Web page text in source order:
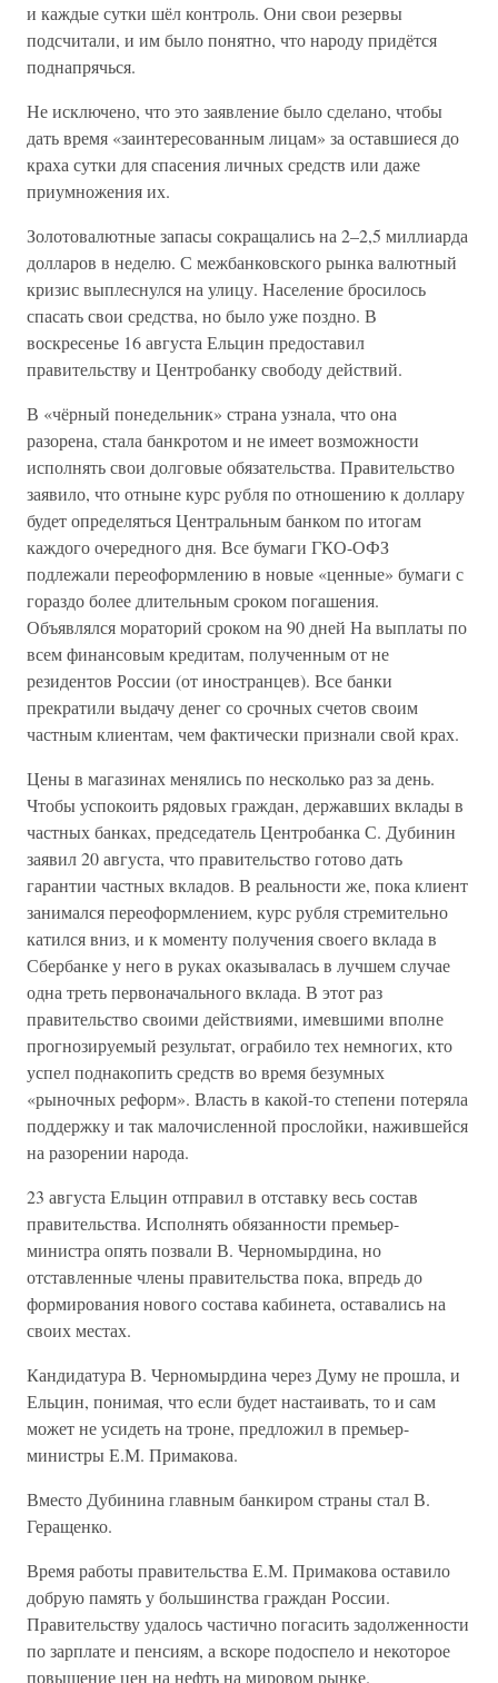
и каждые сутки шёл контроль. Они свои резервы
подсчитали, и им было понятно, что народу придётся
поднапрячься.
Не исключено, что это заявление было сделано, чтобы
дать время «заинтересованным лицам» за оставшиеся до
краха сутки для спасения личных средств или даже
приумножения их.
Золотовалютные запасы сокращались на 2–2,5 миллиарда
долларов в неделю. С межбанковского рынка валютный
кризис выплеснулся на улицу. Население бросилось
спасать свои средства, но было уже поздно. В
воскресенье 16 августа Ельцин предоставил
правительству и Центробанку свободу действий.
В «чёрный понедельник» страна узнала, что она
разорена, стала банкротом и не имеет возможности
исполнять свои долговые обязательства. Правительство
заявило, что отныне курс рубля по отношению к доллару
будет определяться Центральным банком по итогам
каждого очередного дня. Все бумаги ГКО-ОФЗ
подлежали переоформлению в новые «ценные» бумаги с
гораздо более длительным сроком погашения.
Объявлялся мораторий сроком на 90 дней На выплаты по
всем финансовым кредитам, полученным от не
резидентов России (от иностранцев). Все банки
прекратили выдачу денег со срочных счетов своим
частным клиентам, чем фактически признали свой крах.
Цены в магазинах менялись по несколько раз за день.
Чтобы успокоить рядовых граждан, державших вклады в
частных банках, председатель Центробанка С. Дубинин
заявил 20 августа, что правительство готово дать
гарантии частных вкладов. В реальности же, пока клиент
занимался переоформлением, курс рубля стремительно
катился вниз, и к моменту получения своего вклада в
Сбербанке у него в руках оказывалась в лучшем случае
одна треть первоначального вклада. В этот раз
правительство своими действиями, имевшими вполне
прогнозируемый результат, ограбило тех немногих, кто
успел поднакопить средств во время безумных
«рыночных реформ». Власть в какой-то степени потеряла
поддержку и так малочисленной прослойки, нажившейся
на разорении народа.
23 августа Ельцин отправил в отставку весь состав
правительства. Исполнять обязанности премьер-
министра опять позвали В. Черномырдина, но
отставленные члены правительства пока, впредь до
формирования нового состава кабинета, оставались на
своих местах.
Кандидатура В. Черномырдина через Думу не прошла, и
Ельцин, понимая, что если будет настаивать, то и сам
может не усидеть на троне, предложил в премьер-
министры Е.М. Примакова.
Вместо Дубинина главным банкиром страны стал В.
Геращенко.
Время работы правительства Е.М. Примакова оставило
добрую память у большинства граждан России.
Правительству удалось частично погасить задолженности
по зарплате и пенсиям, а вскоре подоспело и некоторое
повышение цен на нефть на мировом рынке.